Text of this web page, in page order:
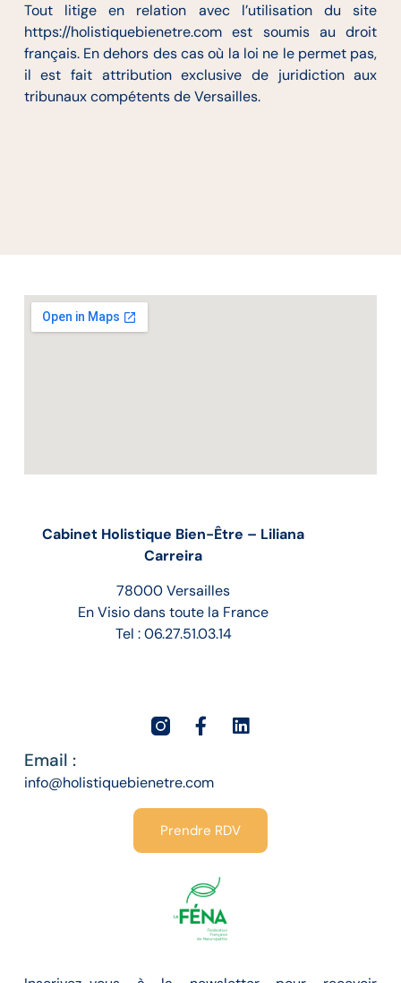
Tout litige en relation avec l’utilisation du site
https://holistiquebienetre.com est soumis au droit
français. En dehors des cas où la loi ne le permet pas,
il est fait attribution exclusive de juridiction aux
tribunaux compétents de Versailles.
Cabinet Holistique Bien-Être – Liliana
Carreira
78000 Versailles
En Visiodans toute la France
Tel : 06.27.51.03.14
Email :
info@holistiquebienetre.com
Prendre RDV